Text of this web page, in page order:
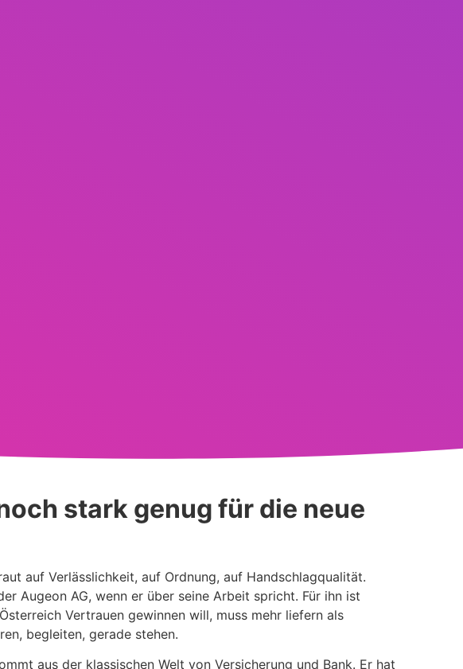
stark genug für die neue
auf Verlässlichkeit, auf Ordnung, auf Handschlagqualität.
Augeon AG, wenn er über seine Arbeit spricht. Für ihn ist
Vertrauen gewinnen will, muss mehr liefern als
begleiten, gerade stehen.
aus der klassischen Welt von Versicherung und Bank. Er hat